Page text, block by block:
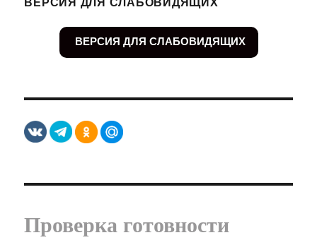
ВЕРСИЯ ДЛЯ СЛАБОВИДЯЩИХ
Проверка готовности